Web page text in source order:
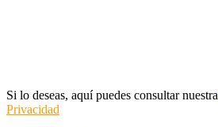
Si lo deseas, aquí puedes consultar nuestra
Privacidad